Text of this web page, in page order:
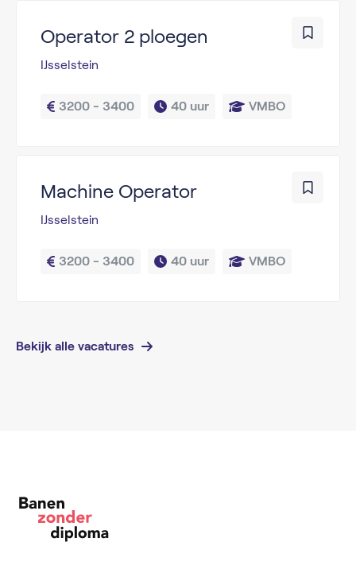
Operator 2 ploegen
IJsselstein
3200 - 3400 40 uur VMBO
Machine Operator
IJsselstein
3200 - 3400 40 uur VMBO
Bekijk alle vacatures